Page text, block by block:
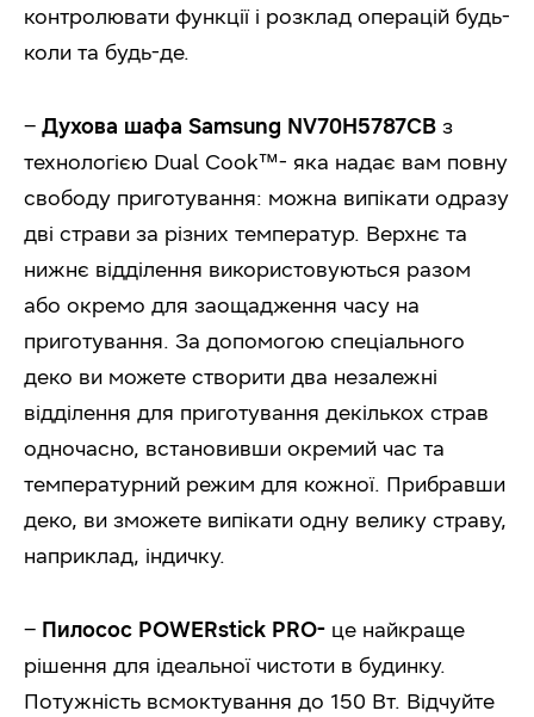
контролювати функції і розклад операцій будь-
коли та будь-де.
– Духова шафа Samsung NV70H5787CB з
технологією Dual Cook™- яка надає вам повну
свободу приготування: можна випікати одразу
дві страви за різних температур. Верхнє та
нижнє відділення використовуються разом
або окремо для заощадження часу на
приготування. За допомогою спеціального
деко ви можете створити два незалежні
відділення для приготування декількох страв
одночасно, встановивши окремий час та
температурний режим для кожної. Прибравши
деко, ви зможете випікати одну велику страву,
наприклад, індичку.
– Пилосос POWERstick PRO- це найкраще
рішення для ідеальної чистоти в будинку.
Потужність всмоктування до 150 Вт. Відчуйте